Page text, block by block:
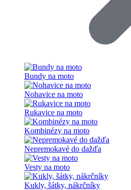
Bundy na moto
Nohavice na moto
Rukavice na moto
Kombinézy na moto
Nepremokavé do dažďa
Vesty na moto
Kukly, šátky, nákrčníky